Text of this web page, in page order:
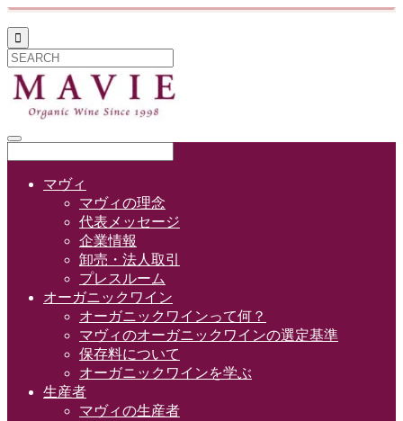

マヴィ
マヴィの理念
代表メッセージ
企業情報
卸売・法人取引
プレスルーム
オーガニックワイン
オーガニックワインって何？
マヴィのオーガニックワインの選定基準
保存料について
オーガニックワインを学ぶ
生産者
マヴィの生産者